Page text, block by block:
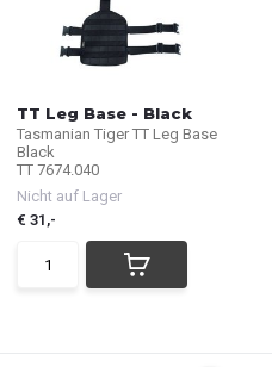
TT Leg Base - Black
Tasmanian Tiger TT Leg Base
Black
TT 7674.040
Nicht auf Lager
€ 31,-